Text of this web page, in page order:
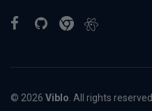
© 2026 Viblo . All rights reserved.